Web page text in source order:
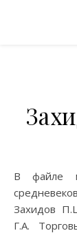
В файле можно найти статьи по архитектуре
Захидов
Г.А.